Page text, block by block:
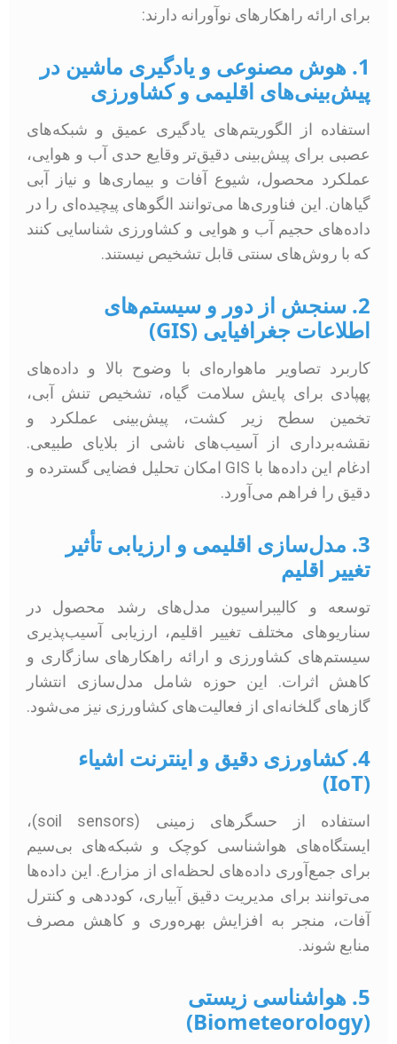
برای ارائه راهکارهای نوآورانه دارند:
1. هوش مصنوعی و یادگیری ماشین در
پیش‌بینی‌های اقلیمی و کشاورزی
استفاده از الگوریتم‌های یادگیری عمیق و شبکه‌های
عصبی برای پیش‌بینی دقیق‌تر وقایع حدی آب و هوایی،
عملکرد محصول، شیوع آفات و بیماری‌ها و نیاز آبی
گیاهان. این فناوری‌ها می‌توانند الگوهای پیچیده‌ای را در
داده‌های حجیم آب و هوایی و کشاورزی شناسایی کنند
که با روش‌های سنتی قابل تشخیص نیستند.
2. سنجش از دور و سیستم‌های
اطلاعات جغرافیایی (GIS)
کاربرد تصاویر ماهواره‌ای با وضوح بالا و داده‌های
پهپادی برای پایش سلامت گیاه، تشخیص تنش آبی،
تخمین سطح زیر کشت، پیش‌بینی عملکرد و
نقشه‌برداری از آسیب‌های ناشی از بلایای طبیعی.
ادغام این داده‌ها با GIS امکان تحلیل فضایی گسترده و
دقیق را فراهم می‌آورد.
3. مدل‌سازی اقلیمی و ارزیابی تأثیر
تغییر اقلیم
توسعه و کالیبراسیون مدل‌های رشد محصول در
سناریوهای مختلف تغییر اقلیم، ارزیابی آسیب‌پذیری
سیستم‌های کشاورزی و ارائه راهکارهای سازگاری و
کاهش اثرات. این حوزه شامل مدل‌سازی انتشار
گازهای گلخانه‌ای از فعالیت‌های کشاورزی نیز می‌شود.
4. کشاورزی دقیق و اینترنت اشیاء
(IoT)
استفاده از حسگرهای زمینی (soil sensors)،
ایستگاه‌های هواشناسی کوچک و شبکه‌های بی‌سیم
برای جمع‌آوری داده‌های لحظه‌ای از مزارع. این داده‌ها
می‌توانند برای مدیریت دقیق آبیاری، کوددهی و کنترل
آفات، منجر به افزایش بهره‌وری و کاهش مصرف
منابع شوند.
5. هواشناسی زیستی
(Biometeorology)